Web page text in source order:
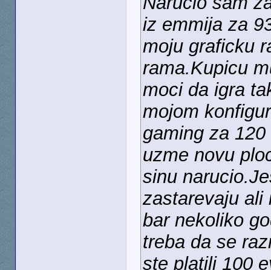
iz emmija za
moju graficku
rama.Kupicu
moci da igra
mojom
gaming za
uzme novu
sinu
zastarevaju ali
bar nekoliko
treba da se
ste platili 100